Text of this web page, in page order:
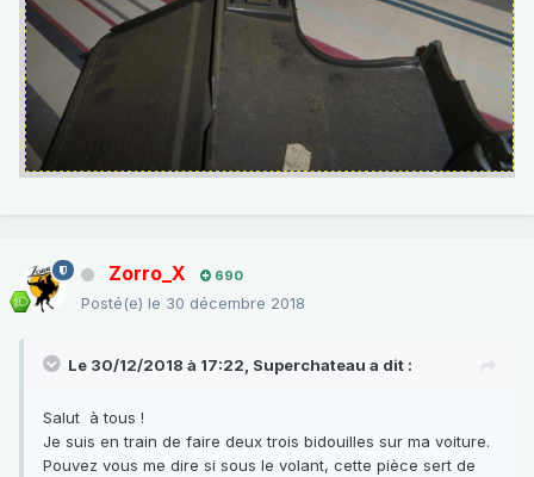
Zorro_X 690
Posté(e) le 30 décembre 2018
Le 30/12/2018 à 17:22, Superchateau a dit :
Salut à tous !
Je suis en train de faire deux trois bidouilles sur ma voiture.
Pouvez vous me dire si sous le volant, cette pièce sert de